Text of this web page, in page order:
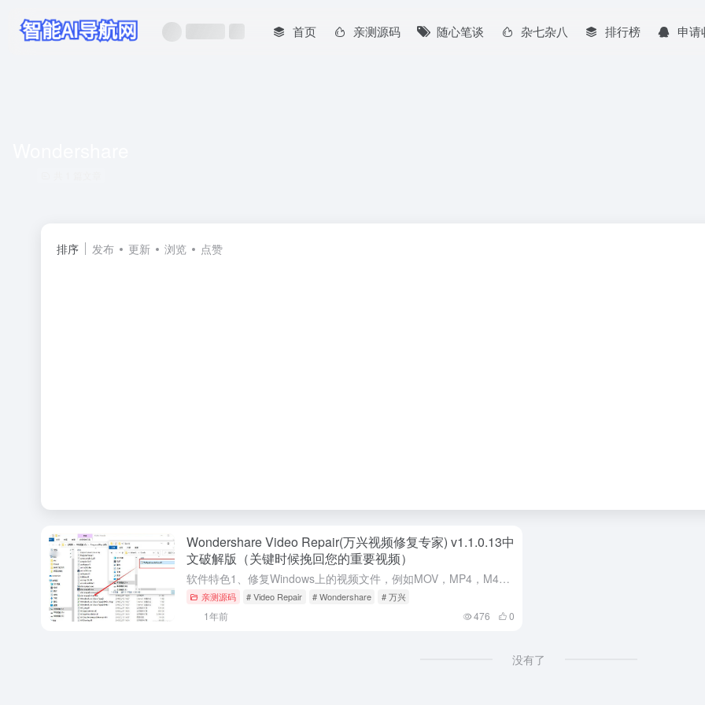
首页 亲测源码 随心笔谈 杂七杂八 排行榜 申请
排序 发布 更新 浏览 点赞
Wondershare Video Repair(万兴视频修复专家) v1.1.0.13中
文破解版（关键时候挽回您的重要视频）
​软件特色1、修复Windows上的视频文件，例如MOV，MP4，M4V，3G2、3GP，WMV，ASF和flv文件。 2、修复Mac上损坏的视频文件，例如MP4，MOV，M4V，AVI和FLV文件。...
亲测源码 # Video Repair # Wondershare # 万兴
1年前 476 0
没有了